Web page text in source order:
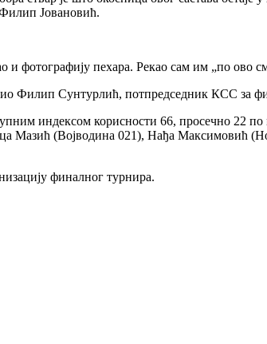
Јовановић.
и фотографију пехара. Рекао сам им „по ово
Филип Сунтурлић, потпредседник КСС за
индексом корисности 66, просечно 22
Мазић (Војводина 021), Нађа
финалног турнира.